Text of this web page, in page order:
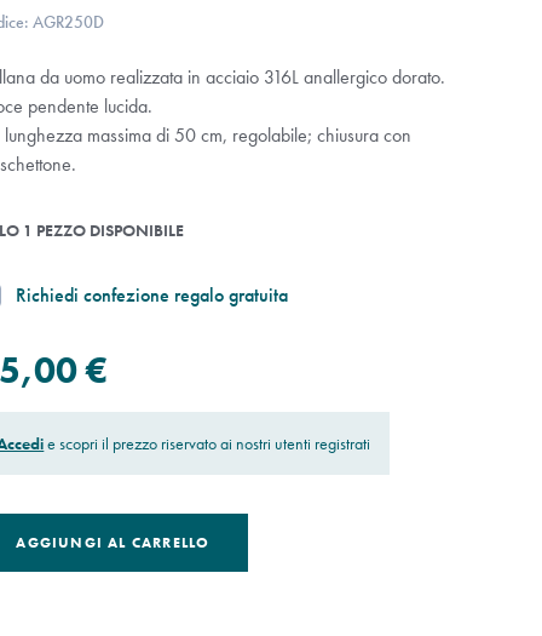
AGR250D
da uomo realizzata in acciaio 316L anallergico dorato.
pendente lucida.
massima di 50 cm, regolabile; chiusura con
1 PEZZO DISPONIBILE
Richiedi confezione regalo gratuita
€
e scopri il prezzo riservato ai nostri utenti registrati
AGGIUNGI AL CARRELLO